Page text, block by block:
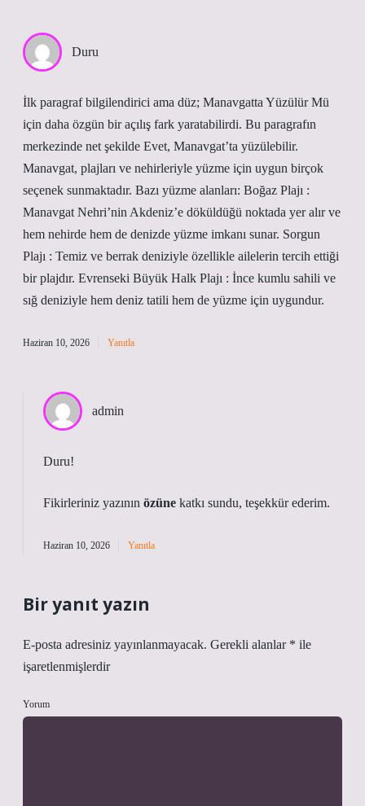
Duru
İlk paragraf bilgilendirici ama düz; Manavgatta Yüzülür Mü
için daha özgün bir açılış fark yaratabilirdi. Bu paragrafın
merkezinde net şekilde Evet, Manavgat’ta yüzülebilir.
Manavgat, plajları ve nehirleriyle yüzme için uygun birçok
seçenek sunmaktadır. Bazı yüzme alanları: Boğaz Plajı :
Manavgat Nehri’nin Akdeniz’e döküldüğü noktada yer alır ve
hem nehirde hem de denizde yüzme imkanı sunar. Sorgun
Plajı : Temiz ve berrak deniziyle özellikle ailelerin tercih ettiği
bir plajdır. Evrenseki Büyük Halk Plajı : İnce kumlu sahili ve
sığ deniziyle hem deniz tatili hem de yüzme için uygundur.
Haziran 10, 2026 Yanıtla
admin
Duru!
Fikirleriniz yazının özüne katkı sundu, teşekkür ederim.
Haziran 10, 2026 Yanıtla
Bir yanıt yazın
E-posta adresiniz yayınlanmayacak. Gerekli alanlar * ile
işaretlenmişlerdir
Yorum